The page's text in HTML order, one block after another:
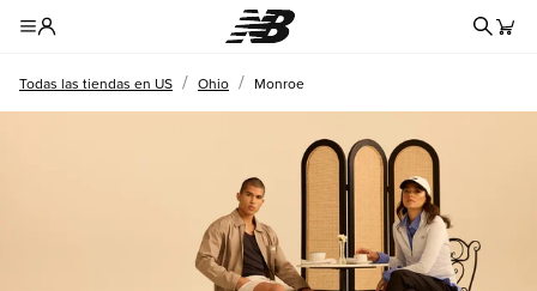
Todas las tiendas en US / Ohio / Monroe